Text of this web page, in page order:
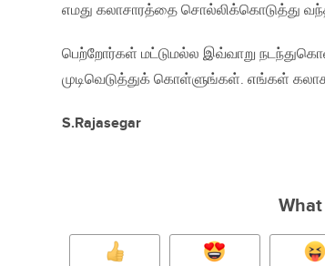
எமது கலாசாரத்தை சொல்லிக்கொடுத்து
பெற்றோர்கள் மட்டுமல்ல இவ்வாறு
முடிவெடுத்துக் கொள்ளுங்கள். எங்கள்
S.Rajasegar